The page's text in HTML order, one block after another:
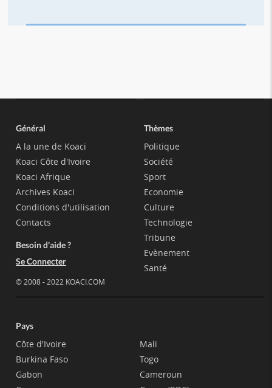
Général
A la une de Koaci
Koaci Côte d'Ivoire
Koaci Afrique
Archives Koaci
Conditions d'utilisation
Contacts
Besoin d'aide ?
Se Connecter
© 2008 - 2022 KOACI.COM
Thèmes
Politique
Société
Sport
Economie
Culture
Technologie
Tribune
Evènement
Santé
Pays
Côte d'Ivoire
Burkina Faso
Gabon
Mali
Togo
Cameroun